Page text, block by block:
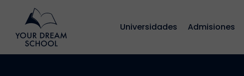
Universidades Admisiones